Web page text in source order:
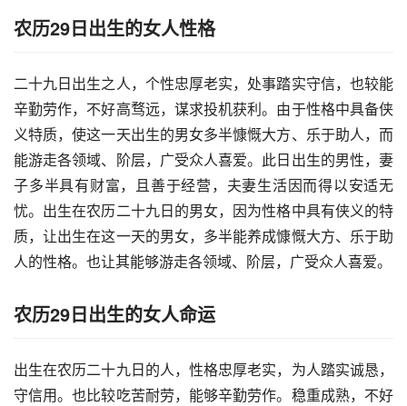
农历29日出生的女人性格
二十九日出生之人，个性忠厚老实，处事踏实守信，也较能
辛勤劳作，不好高骛远，谋求投机获利。由于性格中具备侠
义特质，使这一天出生的男女多半慷慨大方、乐于助人，而
能游走各领域、阶层，广受众人喜爱。此日出生的男性，妻
子多半具有财富，且善于经营，夫妻生活因而得以安适无
忧。出生在农历二十九日的男女，因为性格中具有侠义的特
质，让出生在这一天的男女，多半能养成慷慨大方、乐于助
人的性格。也让其能够游走各领域、阶层，广受众人喜爱。
农历29日出生的女人命运
出生在农历二十九日的人，性格忠厚老实，为人踏实诚恳，
守信用。也比较吃苦耐劳，能够辛勤劳作。稳重成熟，不好